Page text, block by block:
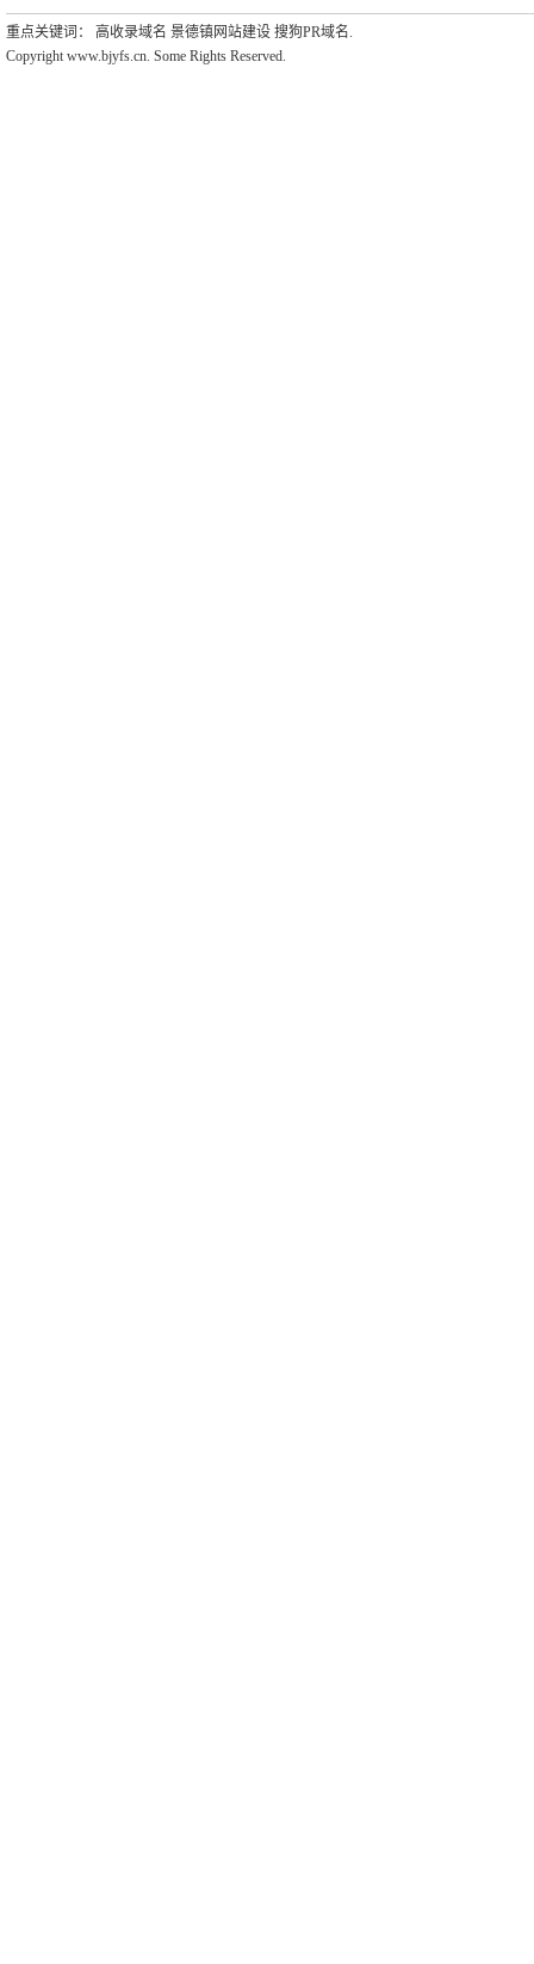
重点关键词： 高收录域名 景德镇网站建设 搜狗PR域名.
Copyright www.bjyfs.cn. Some Rights Reserved.